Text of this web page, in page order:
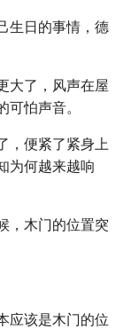
生日的事情，德
大了，风声在屋
怕声音。
，便紧了紧身上
为何越来越响
，木门的位置突
应该是木门的位